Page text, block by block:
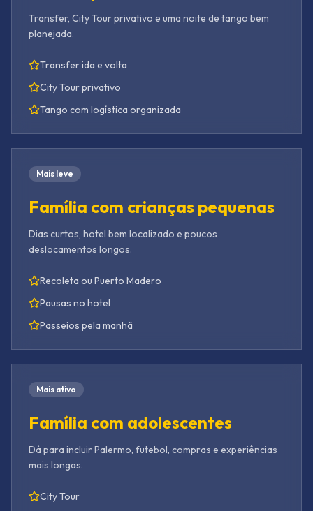
Transfer, City Tour privativo e uma noite de tango bem
planejada.
Transfer ida e volta
City Tour privativo
Tango com logística organizada
Mais leve
Família com crianças pequenas
Dias curtos, hotel bem localizado e poucos
deslocamentos longos.
Recoleta ou Puerto Madero
Pausas no hotel
Passeios pela manhã
Mais ativo
Família com adolescentes
Dá para incluir Palermo, futebol, compras e experiências
mais longas.
City Tour